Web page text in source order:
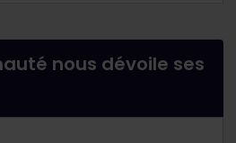
nous dévoile ses